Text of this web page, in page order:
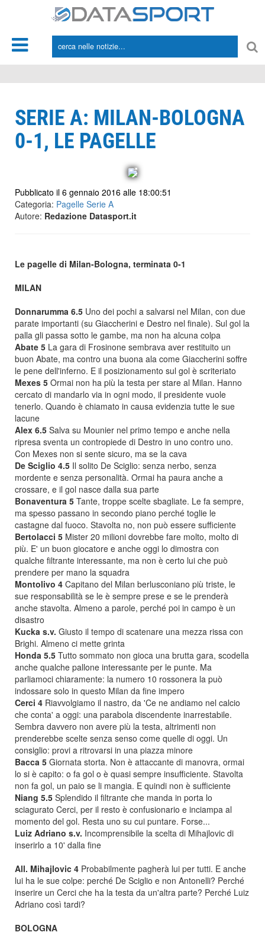
SERIE A: MILAN-BOLOGNA
0-1, LE PAGELLE
Pubblicato il 6 gennaio 2016 alle 18:00:51
Categoria: Pagelle Serie A
Autore: Redazione Datasport.it
Le pagelle di Milan-Bologna, terminata 0-1
MILAN
Donnarumma 6.5 Uno dei pochi a salvarsi nel Milan, con due
parate importanti (su Giaccherini e Destro nel finale). Sul gol la
palla gli passa sotto le gambe, ma non ha alcuna colpa
Abate 5 La gara di Frosinone sembrava aver restituito un
buon Abate, ma contro una buona ala come Giaccherini soffre
le pene dell'inferno. E il posizionamento sul gol è scriteriato
Mexes 5 Ormai non ha più la testa per stare al Milan. Hanno
cercato di mandarlo via in ogni modo, il presidente vuole
tenerlo. Quando è chiamato in causa evidenzia tutte le sue
lacune
Alex 6.5 Salva su Mounier nel primo tempo e anche nella
ripresa sventa un contropiede di Destro in uno contro uno.
Con Mexes non si sente sicuro, ma se la cava
De Sciglio 4.5 Il solito De Sciglio: senza nerbo, senza
mordente e senza personalità. Ormai ha paura anche a
crossare, e il gol nasce dalla sua parte
Bonaventura 5 Tante, troppe scelte sbagliate. Le fa sempre,
ma spesso passano in secondo piano perché toglie le
castagne dal fuoco. Stavolta no, non può essere sufficiente
Bertolacci 5 Mister 20 milioni dovrebbe fare molto, molto di
più. E' un buon giocatore e anche oggi lo dimostra con
qualche filtrante interessante, ma non è certo lui che può
prendere per mano la squadra
Montolivo 4 Capitano del Milan berlusconiano più triste, le
sue responsabilità se le è sempre prese e se le prenderà
anche stavolta. Almeno a parole, perché poi in campo è un
disastro
Kucka s.v. Giusto il tempo di scatenare una mezza rissa con
Brighi. Almeno ci mette grinta
Honda 5.5 Tutto sommato non gioca una brutta gara, scodella
anche qualche pallone interessante per le punte. Ma
parliamoci chiaramente: la numero 10 rossonera la può
indossare solo in questo Milan da fine impero
Cerci 4 Riavvolgiamo il nastro, da 'Ce ne andiamo nel calcio
che conta' a oggi: una parabola discendente inarrestabile.
Sembra davvero non avere più la testa, altrimenti non
prenderebbe scelte senza senso come quelle di oggi. Un
consiglio: provi a ritrovarsi in una piazza minore
Bacca 5 Giornata storta. Non è attaccante di manovra, ormai
lo si è capito: o fa gol o è quasi sempre insufficiente. Stavolta
non fa gol, un paio se li mangia. E quindi non è sufficiente
Niang 5.5 Splendido il filtrante che manda in porta lo
sciagurato Cerci, per il resto è confusionario e inciampa al
momento del gol. Resta uno su cui puntare. Forse...
Luiz Adriano s.v. Incomprensibile la scelta di Mihajlovic di
inserirlo a 10' dalla fine
All. Mihajlovic 4 Probabilmente pagherà lui per tutti. E anche
lui ha le sue colpe: perché De Sciglio e non Antonelli? Perché
inserire un Cerci che ha la testa da un'altra parte? Perché Luiz
Adriano così tardi?
BOLOGNA